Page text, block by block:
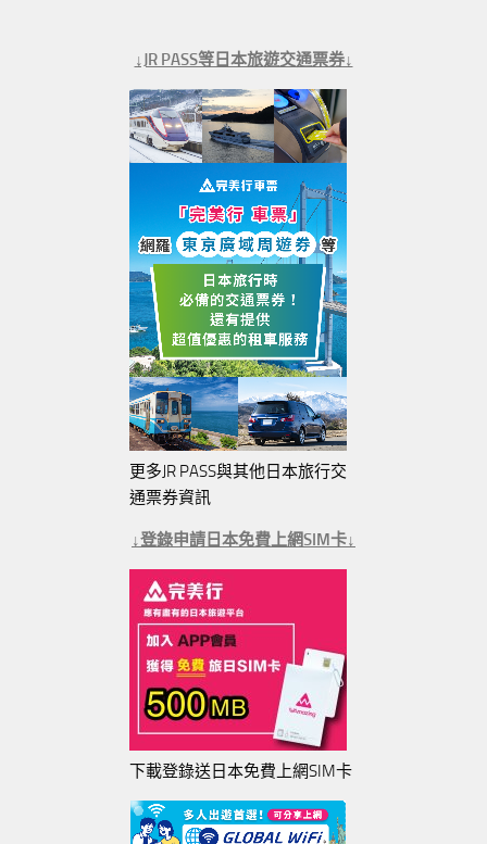
↓JR PASS等日本旅遊交通票券↓
更多JR PASS與其他日本旅行交
通票券資訊
↓登錄申請日本免費上網SIM卡↓
下載登錄送日本免費上網SIM卡